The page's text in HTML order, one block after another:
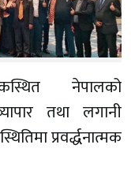
नेपालको
तथा लगानी
प्रवर्द्धनात्मक